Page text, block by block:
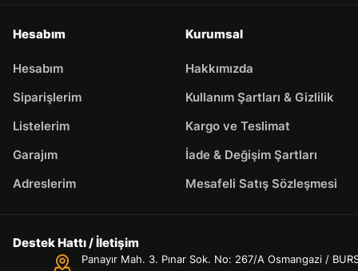
Hesabım
Hesabım
Siparişlerim
Listelerim
Garajım
Adreslerim
Kurumsal
Hakkımızda
Kullanım Şartları & Gizlilik
Kargo ve Teslimat
İade & Değişim Şartları
Mesafeli Satış Sözleşmesi
Destek Hattı / İletişim
Panayır Mah. 3. Pınar Sok. No: 267/A Osmangazi /